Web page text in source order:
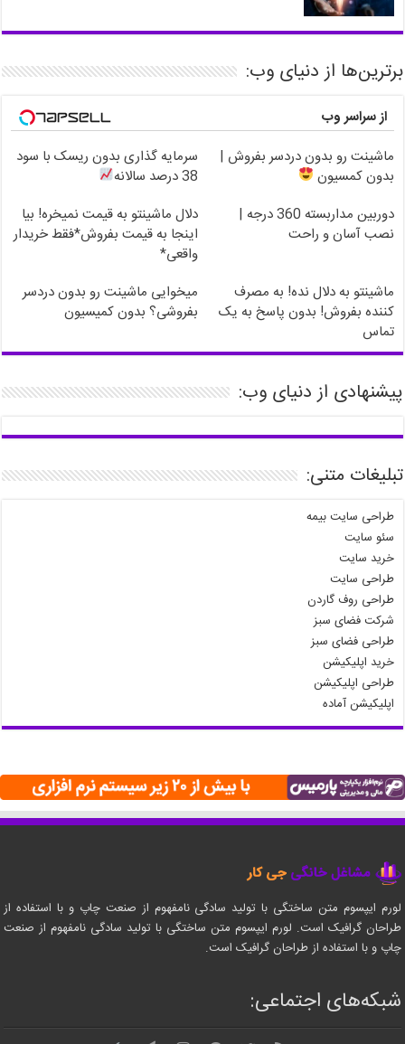
برترین‌ها از دنیای وب:
از سراسر وب
ماشینت رو بدون دردسر بفروش |
بدون کمسیون
سرمایه گذاری بدون ریسک با سود
38 درصد سالانه
دوربین مداربسته 360 درجه |
نصب آسان و راحت
دلال ماشینتو به قیمت نمیخره! بیا
اینجا به قیمت بفروش*فقط خریدار
واقعی*
ماشینتو به دلال نده! به مصرف
کننده بفروش! بدون پاسخ به یک
تماس
میخوایی ماشینت رو بدون دردسر
بفروشی؟ بدون کمیسیون
پیشنهادی از دنیای وب:
تبلیغات متنی:
طراحی سایت بیمه
سئو سایت
خرید سایت
طراحی سایت
طراحی روف گاردن
شرکت فضای سبز
طراحی فضای سبز
خرید اپلیکیشن
طراحی اپلیکیشن
اپلیکیشن آماده
لورم ایپسوم متن ساختگی با تولید سادگی نامفهوم از صنعت چاپ و با استفاده از
طراحان گرافیک است. لورم ایپسوم متن ساختگی با تولید سادگی نامفهوم از صنعت
چاپ و با استفاده از طراحان گرافیک است.
شبکه‌های اجتماعی: